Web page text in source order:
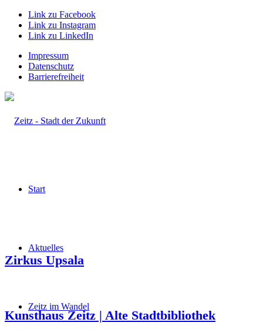
Link zu Facebook
Link zu Instagram
Link zu LinkedIn
Impressum
Datenschutz
Barrierefreiheit
Start
Aktuelles
Zeitz im Wandel
Zirkus Upsala
Kunsthaus Zeitz | Alte Stadtbibliothek